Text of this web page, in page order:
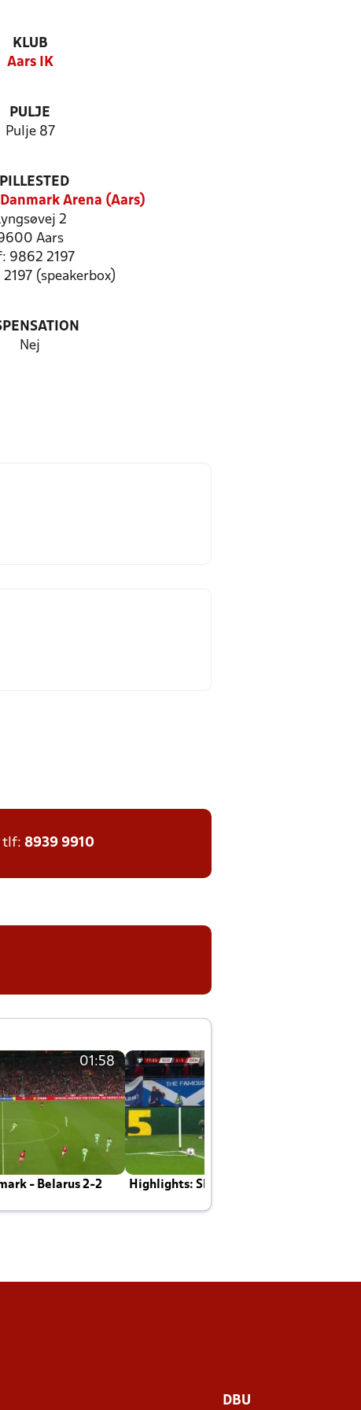
KLUB
Aars IK
PULJE
Pulje 87
Arena (Aars)
2
Aars
9862 2197
2197 (speakerbox)
Nej
tlf: 8939 9910
01:58
- Belarus 2-2 Highlights: Skotland - Danmark 4-2
DBU